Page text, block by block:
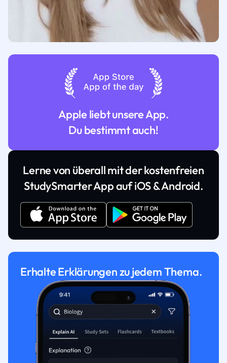
Apple liebt unsere App.
Du bestimmt auch!
Lerne von überall mit der kostenfreien
StudySmarter App auf iOS & Android.
Erhalte Erklärungen zu jedem Thema.